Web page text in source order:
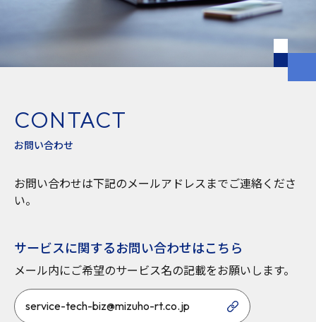
CONTACT
お問い合わせ
お問い合わせは下記のメールアドレスまでご連絡くださ
い。
サービスに関するお問い合わせはこちら
メール内にご希望のサービス名の記載をお願いします。
service-tech-biz@mizuho-rt.co.jp